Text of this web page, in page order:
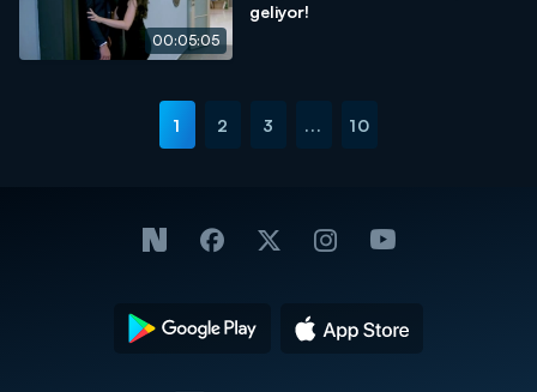
00:05:05
geliyor!
1 2 3 ... 10